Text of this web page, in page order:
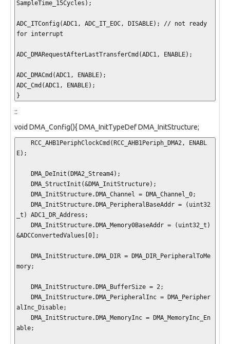
SampleTime_15Cycles);
ADC_ITConfig(ADC1, ADC_IT_EOC, DISABLE); // not ready
for interrupt
ADC_DMARequestAfterLastTransferCmd(ADC1, ENABLE);
ADC_DMACmd(ADC1, ENABLE);
ADC_Cmd(ADC1, ENABLE);
}
::
void DMA_Config(){ DMA_InitTypeDef DMA_InitStructure;
E);
_t) ADC1_DR_Address;
&ADCConvertedValues[0];
mory;
alInc_Disable;
able;